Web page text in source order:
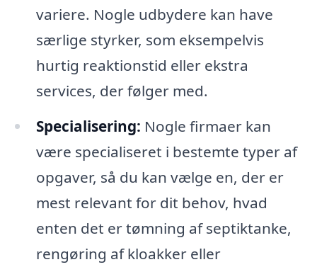
variere. Nogle udbydere kan have
særlige styrker, som eksempelvis
hurtig reaktionstid eller ekstra
services, der følger med.
Specialisering: Nogle firmaer kan
være specialiseret i bestemte typer af
opgaver, så du kan vælge en, der er
mest relevant for dit behov, hvad
enten det er tømning af septiktanke,
rengøring af kloakker eller